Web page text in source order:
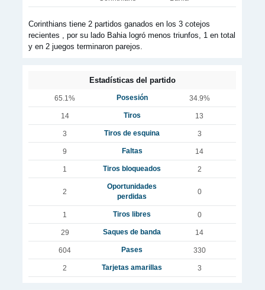
Corinthians tiene 2 partidos ganados en los 3 cotejos
recientes , por su lado Bahia logró menos triunfos, 1 en total
y en 2 juegos terminaron parejos.
Estadísticas del partido
65.1% Posesión 34.9%
14 Tiros 13
3 Tiros de esquina 3
9 Faltas 14
1 Tiros bloqueados 2
2
Oportunidades
perdidas
0
1 Tiros libres 0
29 Saques de banda 14
604 Pases 330
2 Tarjetas amarillas 3